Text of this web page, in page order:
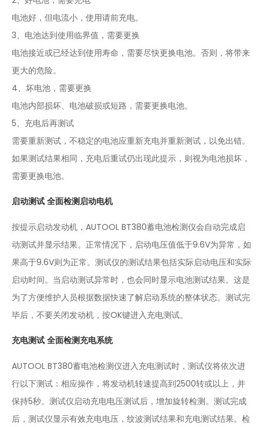
电池好，但电流小，使用请前充电。
3、电池达到使用临界值，需要更换
电池接近或已经达到使用寿命，需要尽快更换电池。否则，将带来
更大的危险。
4、坏电池，需要更换
电池内部损坏、电池破损或短路，需要更换电池。
5、充电后再测试
需要重新测试，不稳定的电池应重新充电并重新测试，以免出错。
如果测试结果相同，充电后重试仍出现此提示，则视为电池损坏，
需要更换电池。
启动测试 全面检测启动电机
按提示启动发动机，AUTOOL BT380蓄电池检测仪会自动完成启
动测试并显示结果。正常情况下，启动电压值低于9.6V为异常，如
果高于9.6V则为正常。测试仪的测试结果包括实际启动电压和实际
启动时间。当启动测试异常时，也会同时显示电池测试结果。这是
为了方便维护人员根据数据快速了解启动系统的整体状态。测试完
毕后，不要关闭发动机，按OK键进入充电测试。
充电测试 全面检测充电系统
AUTOOL BT380蓄电池检测仪进入充电测试时，测试仪将依次进
行以下测试：相应操作，将发动机转速提高到2500转或以上，并
保持5秒。测试仪启动充电电压测试后，增加旋转检测。测试完成
后，测试仪显示有效充电电压，纹波测试结果和充电测试结果。检